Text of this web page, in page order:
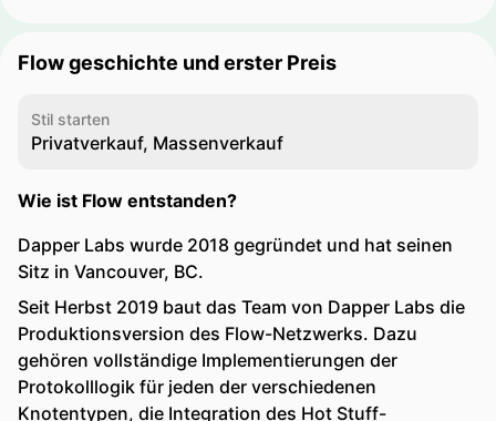
Flow geschichte und erster Preis
Stil starten
Privatverkauf, Massenverkauf
Wie ist Flow entstanden?
Dapper Labs wurde 2018 gegründet und hat seinen
Sitz in Vancouver, BC.
Seit Herbst 2019 baut das Team von Dapper Labs die
Produktionsversion des Flow-Netzwerks. Dazu
gehören vollständige Implementierungen der
Protokolllogik für jeden der verschiedenen
Knotentypen, die Integration des Hot Stuff-